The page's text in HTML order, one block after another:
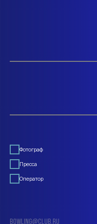
Фотограф
Пресса
Оператор